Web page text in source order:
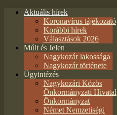
Aktuális hírek
Koronavírus tájékozató
Korábbi hírek
Választások 2026
Múlt és Jelen
Nagykozár lakossága
Nagykozár története
Ügyintézés
Nagykozári Közös
Önkormányzati Hivatal
Önkormányzat
Német Nemzetiségi